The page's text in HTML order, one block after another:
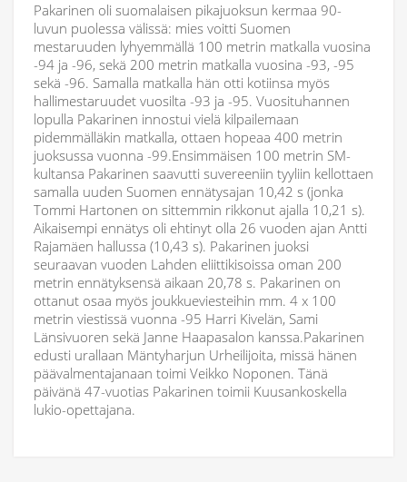
Pakarinen oli suomalaisen pikajuoksun kermaa 90-
luvun puolessa välissä: mies voitti Suomen
mestaruuden lyhyemmällä 100 metrin matkalla vuosina
-94 ja -96, sekä 200 metrin matkalla vuosina -93, -95
sekä -96. Samalla matkalla hän otti kotiinsa myös
hallimestaruudet vuosilta -93 ja -95. Vuosituhannen
lopulla Pakarinen innostui vielä kilpailemaan
pidemmälläkin matkalla, ottaen hopeaa 400 metrin
juoksussa vuonna -99.Ensimmäisen 100 metrin SM-
kultansa Pakarinen saavutti suvereeniin tyyliin kellottaen
samalla uuden Suomen ennätysajan 10,42 s (jonka
Tommi Hartonen on sittemmin rikkonut ajalla 10,21 s).
Aikaisempi ennätys oli ehtinyt olla 26 vuoden ajan Antti
Rajamäen hallussa (10,43 s). Pakarinen juoksi
seuraavan vuoden Lahden eliittikisoissa oman 200
metrin ennätyksensä aikaan 20,78 s. Pakarinen on
ottanut osaa myös joukkueviesteihin mm. 4 x 100
metrin viestissä vuonna -95 Harri Kivelän, Sami
Länsivuoren sekä Janne Haapasalon kanssa.Pakarinen
edusti urallaan Mäntyharjun Urheilijoita, missä hänen
päävalmentajanaan toimi Veikko Noponen. Tänä
päivänä 47-vuotias Pakarinen toimii Kuusankoskella
lukio-opettajana.